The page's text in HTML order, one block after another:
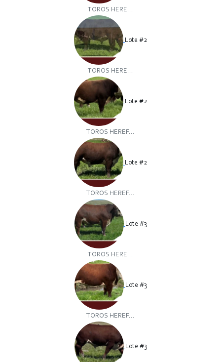
TOROS HERE...
Lote #2
TOROS HERE...
Lote #2
TOROS HEREF...
Lote #2
TOROS HEREF...
Lote #3
TOROS HERE...
Lote #3
TOROS HEREF...
Lote #3